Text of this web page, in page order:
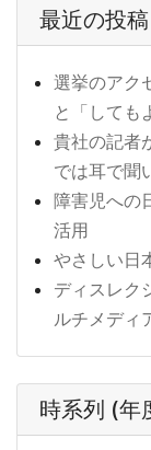
最近の投稿
選挙のアク
と「しても
貴社の記者
では耳で聞
障害児への
活用
やさしい日
ディスレク
ルチメディ
時系列 (年